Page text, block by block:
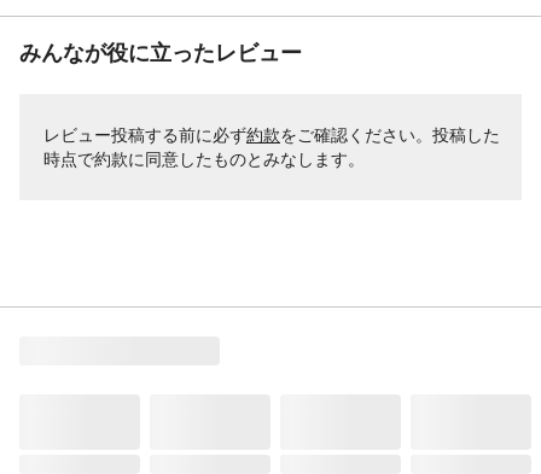
みんなが役に立ったレビュー
レビュー投稿する前に必ず約款をご確認ください。投稿した
時点で約款に同意したものとみなします。